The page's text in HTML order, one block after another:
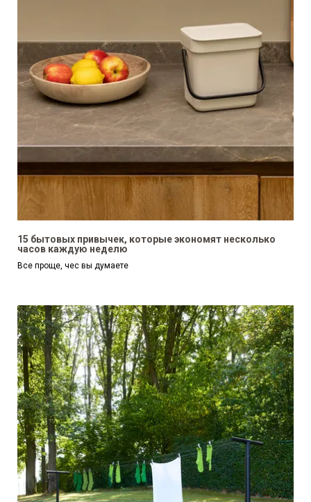
15 бытовых привычек, которые экономят несколько
часов каждую неделю
Все проще, чес вы думаете